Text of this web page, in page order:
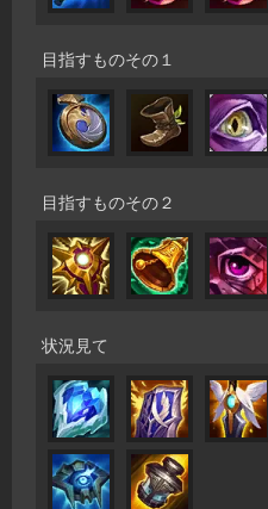
目指すものその１
目指すものその２
状況見て